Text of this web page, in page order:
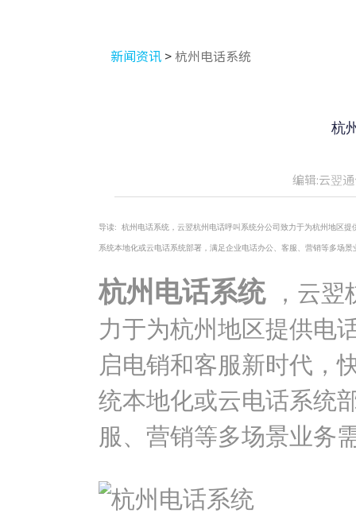
新闻资讯 > 杭州电话系统
杭
编辑:云翌
导读: 杭州电话系统，云翌杭州电话呼叫系统分公司致力于为杭州地区
系统本地化或云电话系统部署，满足企业电话办公、客服、营销等多场景
杭州电话系统
，云
力于为杭州地区提供电
启电销和客服新时代，
统本地化或云电话系统
服、营销等多场景业务